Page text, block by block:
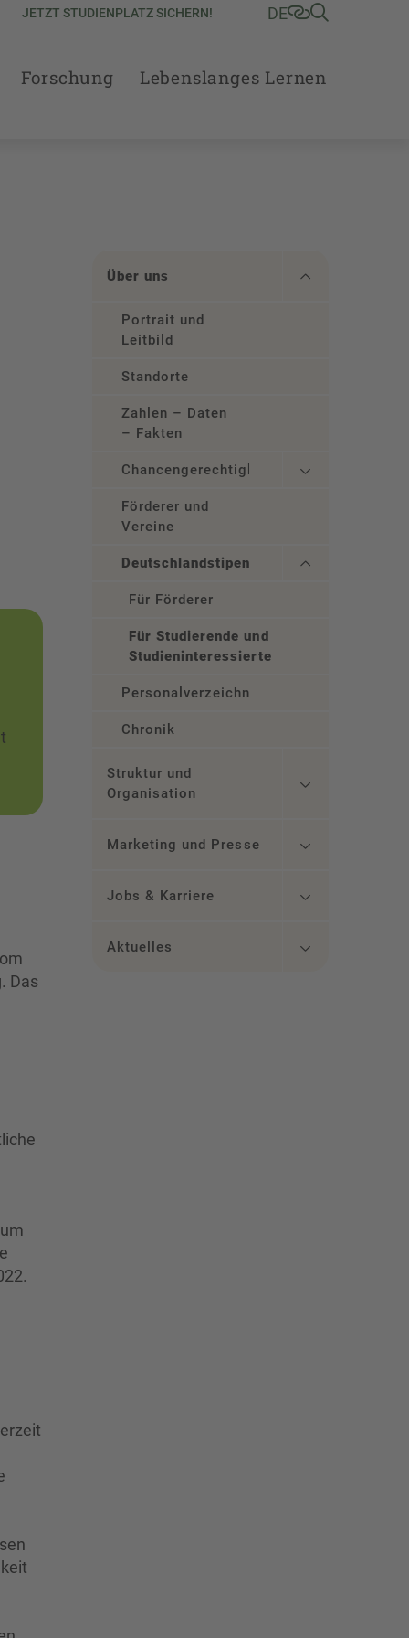
JETZT STUDIENPLATZ SICHERN! DE
Forschung Lebenslanges Lernen
Das
Über uns
Portrait und
Leitbild
Standorte
Zahlen – Daten
– Fakten
Chancengerechtigkeit
Förderer und
Vereine
Deutschlandstipendium
Für Förderer
Für Studierende und
Studieninteressierte
Personalverzeichnis
Chronik
Struktur und
Organisation
Marketing und Presse
Jobs & Karriere
Aktuelles